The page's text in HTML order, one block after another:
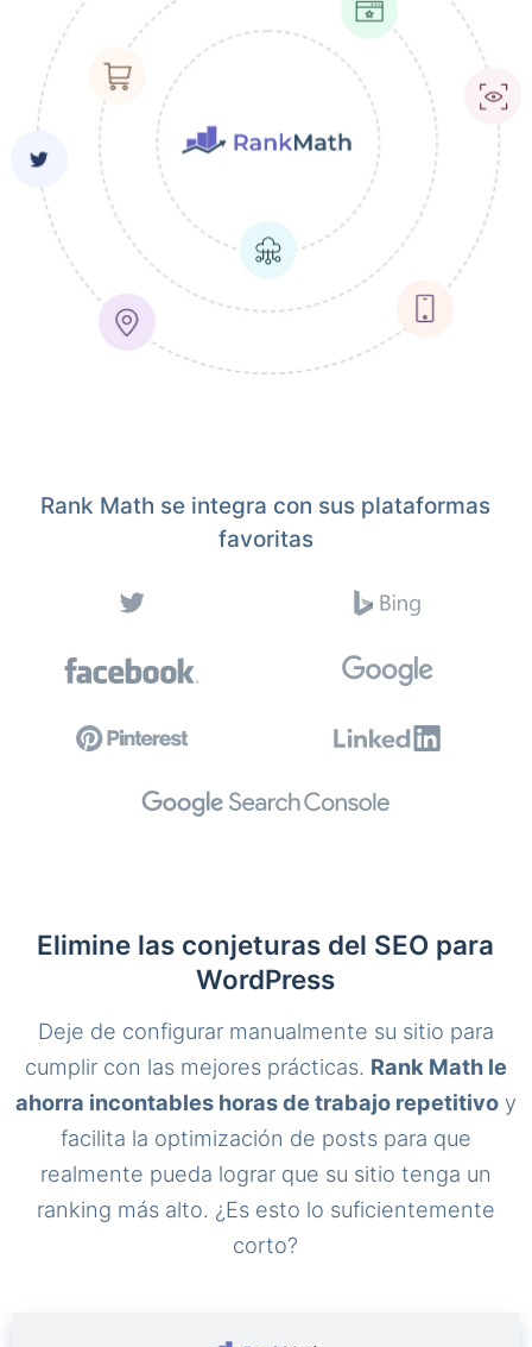
Rank Math se integra con sus plataformas
favoritas
Elimine las conjeturas del SEO para
WordPress
Deje de configurar manualmente su sitio para
cumplir con las mejores prácticas. Rank Math le
ahorra incontables horas de trabajo repetitivoy
facilita la optimización de posts para que
realmente pueda lograr que su sitio tenga un
ranking más alto. ¿Es esto lo suficientemente
corto?